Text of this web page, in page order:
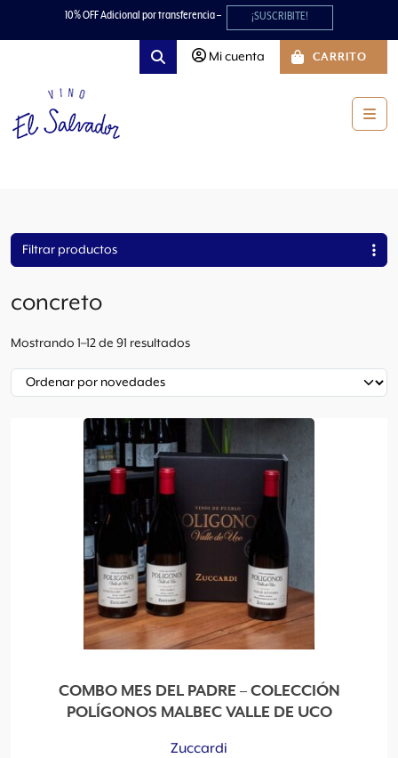
Skip to content
Skip to footer10% OFF Adicional por transferencia – ¡SUSCRIBITE!
Search
Mi cuenta CARRITO
Filtrar productos
concreto
Mostrando 1–12 de 91 resultadosO
p
o
o
s
ú
t
o
COMBO MES DEL PADRE – COLECCIÓN
POLÍGONOS MALBEC VALLE DE UCO
Zuccardi